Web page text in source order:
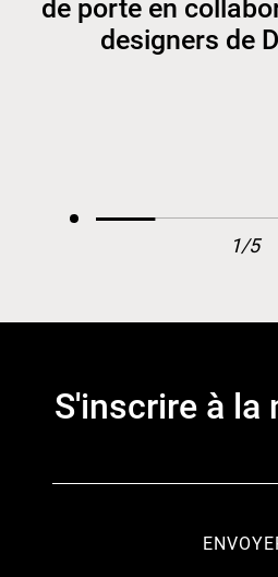
de porte en
designers de
1/5
S'inscrire à la